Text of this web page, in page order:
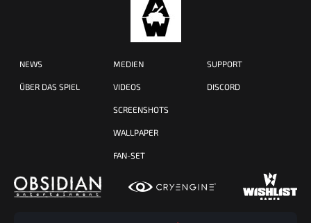
NEWS
ÜBER DAS SPIEL
MEDIEN
VIDEOS
SCREENSHOTS
WALLPAPER
FAN-SET
SUPPORT
DISCORD